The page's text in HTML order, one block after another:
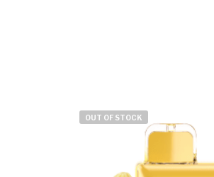
OUT OF STOCK